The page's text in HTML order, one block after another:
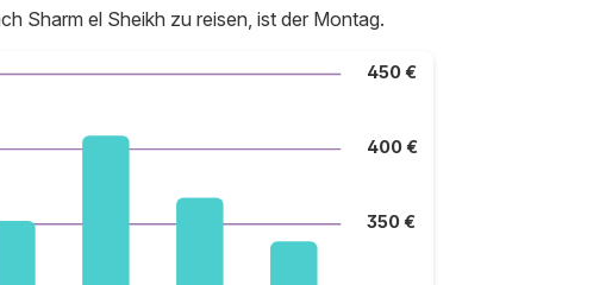
Sharm el Sheikh zu reisen, ist der Montag.
350 €
400 €
450 €